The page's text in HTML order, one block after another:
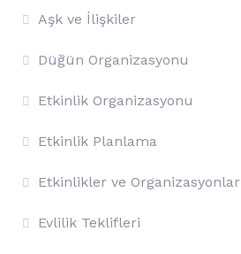
Aşk ve İlişkiler
Düğün Organizasyonu
Etkinlik Organizasyonu
Etkinlik Planlama
Etkinlikler ve Organizasyonlar
Evlilik Teklifleri